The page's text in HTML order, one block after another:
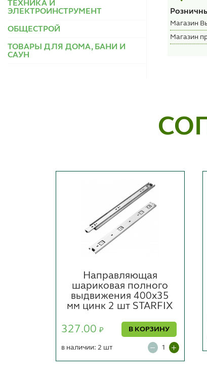
ТЕХНИКА И
ЭЛЕКТРОИНСТРУМЕНТ
ОБЩЕСТРОЙ
ТОВАРЫ ДЛЯ ДОМА, БАНИ И
САУН
Магазин
Магазин
Направляющая
шариковая полного
выдвижения 400х35
мм цинк 2 шт STARFIX
327.00 ₽ В КОРЗИНУ
в наличии: 2 шт